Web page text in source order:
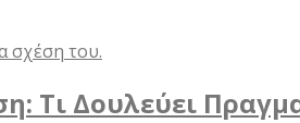
Τι Δουλεύει